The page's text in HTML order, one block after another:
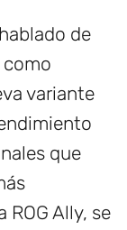
de
variante
que
Ally, se